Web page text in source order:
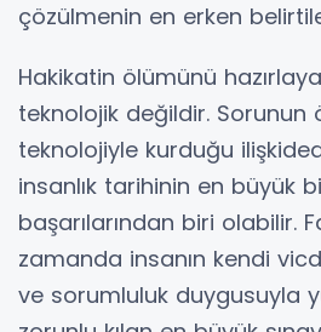
çözülmenin en erken
Hakikatin ölümünü
teknolojik değildir. Sorunun
teknolojiyle kurduğu
insanlık tarihinin en büyük
başarılarından biri olabilir.
zamanda insanın kendi
ve sorumluluk duygusuyla